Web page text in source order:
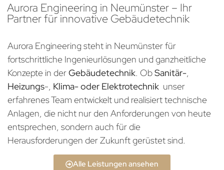
Aurora Engineering in Neumünster – Ihr
Partner für innovative Gebäudetechnik
Aurora Engineering steht in Neumünster für
fortschrittliche Ingenieurlösungen und ganzheitliche
Konzepte in derGebäudetechnik. ObSanitär-,
Heizungs-, Klima- oder Elektrotechnik unser
erfahrenes Team entwickelt und realisiert technische
Anlagen, die nicht nur den Anforderungen von heute
entsprechen, sondern auch für die
Herausforderungen der Zukunft gerüstet sind.
Alle Leistungen ansehen